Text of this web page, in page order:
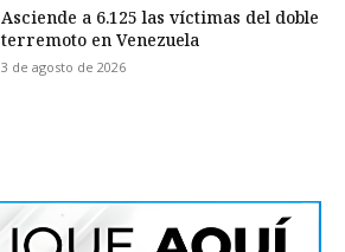
Asciende a 6.125 las víctimas del doble
terremoto en Venezuela
3 de agosto de 2026